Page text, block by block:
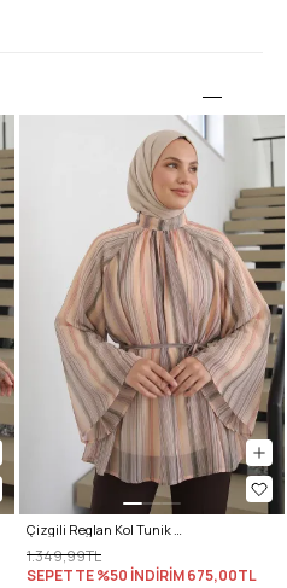
Çizgili Reglan Kol Tunik 260203 - HAKİ
1.349,99TL
SEPETTE %50 İNDİRİM675,00TL